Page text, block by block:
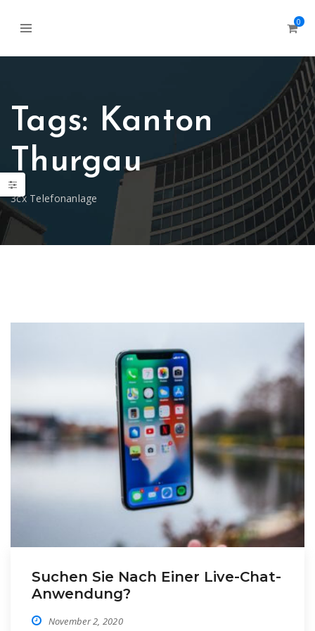
0
Tags: Kanton
Thurgau
3cx Telefonanlage
Suchen Sie Nach Einer Live-Chat-
Anwendung?
November 2, 2020